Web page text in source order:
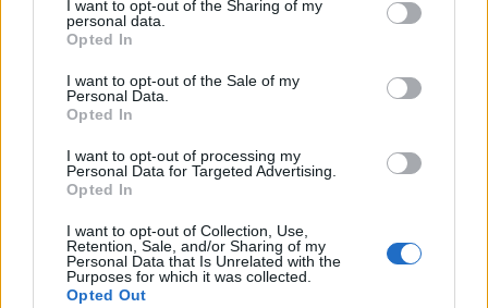
I want to opt-out of the Sharing of my
personal data.
Opted In
I want to opt-out of the Sale of my
Personal Data.
Opted In
I want to opt-out of processing my
Personal Data for Targeted Advertising.
Opted In
I want to opt-out of Collection, Use,
Retention, Sale, and/or Sharing of my
Personal Data that Is Unrelated with the
Purposes for which it was collected.
Opted Out
Το FIAT 500 Hybrid τώρα από
18.990 ευρώ
Ατρόμητος και Novibet
2028
18η συνεχόμενη χρονιά για τον ΟΤΕ στη διεθνή σειρά δεικτών
FTSE4Good
Alpha Bank: Για πρώτη φορά το Αρχαίο Θέατρο Επιδαύρου άνοιξε τις
πύλες του σε όλους